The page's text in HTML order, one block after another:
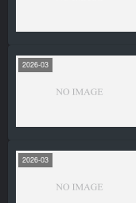
2026-03
2026-03